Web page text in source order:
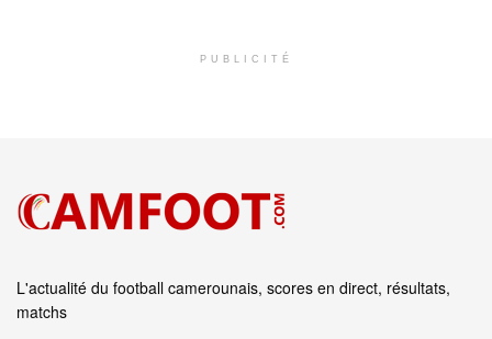
PUBLICITÉ
L'actualité du football camerounais, scores en direct, résultats,
matchs